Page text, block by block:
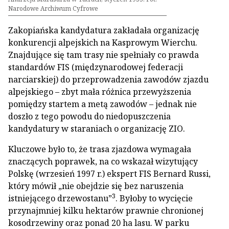
Narodowe Archiwum Cyfrowe
Zakopiańska kandydatura zakładała organizację
konkurencji alpejskich na Kasprowym Wierchu.
Znajdujące się tam trasy nie spełniały co prawda
standardów FIS (międzynarodowej federacji
narciarskiej) do przeprowadzenia zawodów zjazdu
alpejskiego – zbyt mała różnica przewyższenia
pomiędzy startem a metą zawodów – jednak nie
doszło z tego powodu do niedopuszczenia
kandydatury w staraniach o organizację ZIO.
Kluczowe było to, że trasa zjazdowa wymagała
znaczących poprawek, na co wskazał wizytujący
Polskę (wrzesień 1997 r.) ekspert FIS Bernard Russi,
który mówił „nie obejdzie się bez naruszenia
istniejącego drzewostanu”3. Byłoby to wycięcie
przynajmniej kilku hektarów prawnie chronionej
kosodrzewiny oraz ponad 20 ha lasu. W parku